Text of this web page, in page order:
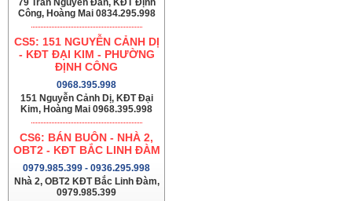
79 Trần Nguyên Đán, KĐT Định
Công, Hoàng Mai 0834.295.998
CS5: 151 NGUYỄN CẢNH DỊ
- KĐT ĐẠI KIM - PHƯỜNG
ĐỊNH CÔNG
0968.395.998
151 Nguyễn Cảnh Dị, KĐT Đại
Kim, Hoàng Mai 0968.395.998
CS6: BÁN BUÔN - NHÀ 2,
OBT2 - KĐT BẮC LINH ĐÀM
0979.985.399 - 0936.295.998
Nhà 2, OBT2 KĐT Bắc Linh Đàm,
0979.985.399